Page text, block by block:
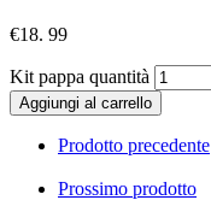
€18. 99
Kit pappa quantità
Aggiungi al carrello
Prodotto precedente
Prossimo prodotto